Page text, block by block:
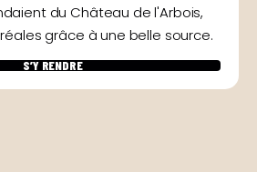
du Château de l'Arbois,
grâce à une belle source.
S’Y RENDRE